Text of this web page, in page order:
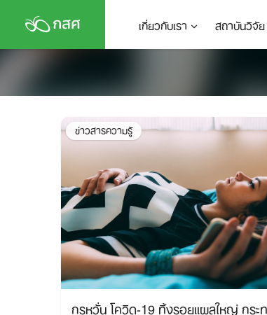
content
เกี่ยวกับเรา สถาบันวิจัย
ข่าวสารความรู้
กูรูหวั่น โควิด-19 ทิ้งรอยแผลใหญ่ กระ